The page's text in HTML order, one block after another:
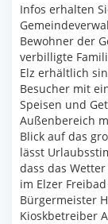
Infos erhalten
Bewohner der
verbilligte
Elz erhältlich
Besucher mit
Speisen und
Außenbereich
Blick auf das
lässt
dass das
im Elzer
Bürgermeister
Kioskbetreiber